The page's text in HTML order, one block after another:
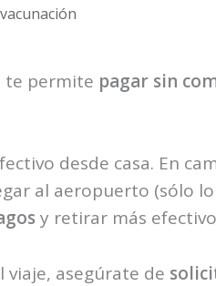
te permite pagar sin
desde casa. En
al aeropuerto (sólo
y retirar más
asegúrate de